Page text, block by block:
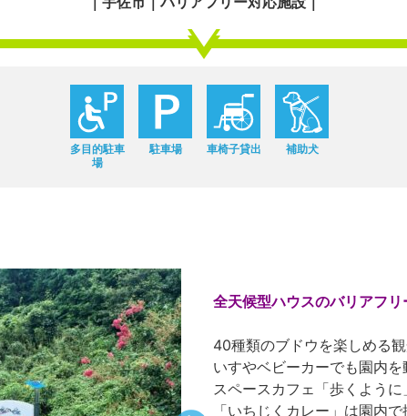
多目的駐車
場
駐車場 車椅子貸出 補助犬
全天候型ハウスのバリアフリ
40種類のブドウを楽しめる
いすやベビーカーでも園内
スペースカフェ「歩くよう
「いちじくカレー」は園内